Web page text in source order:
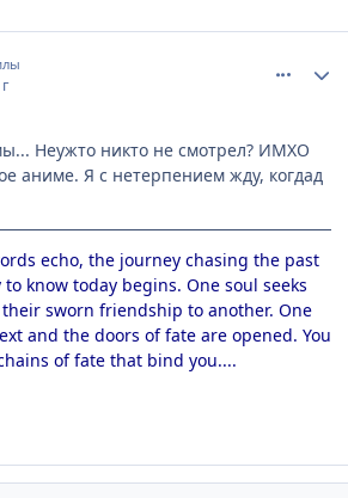
Неужто никто не смотрел? ИМХО
аниме. Я с нетерпением жду, когдад
echo, the journey chasing the past
know today begins. One soul seeks
sworn friendship to another. One
and the doors of fate are opened. You
of fate that bind you....